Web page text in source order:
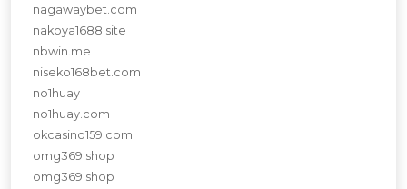
nagawaybet.com
nakoya1688.site
nbwin.me
niseko168bet.com
no1huay
no1huay.com
okcasino159.com
omg369.shop
omg369.shop